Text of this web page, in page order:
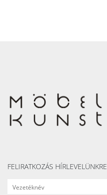
FELIRATKOZÁS HÍRLEVELÜNKRE